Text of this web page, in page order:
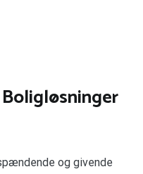
og givende